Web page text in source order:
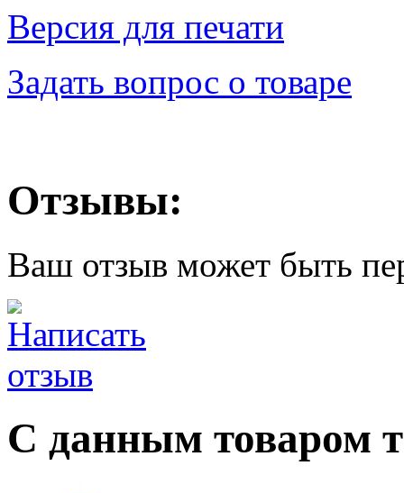
Версия для печати
Задать вопрос о товаре
Отзывы:
Ваш отзыв может быть
С данным товаром